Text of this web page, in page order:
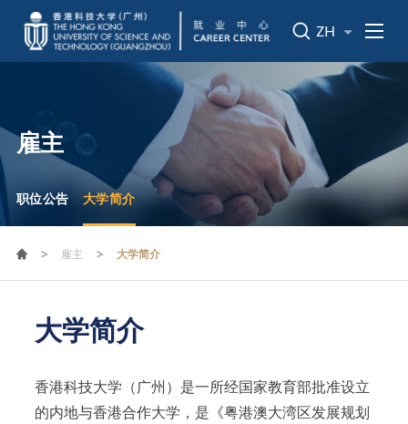
ZH
雇主
职位公告 大学简介
> 雇主 > 大学简介
大学简介
香港科技大学（广州）是一所经国家教育部批准设立
的内地与香港合作大学，是《粤港澳大湾区发展规划